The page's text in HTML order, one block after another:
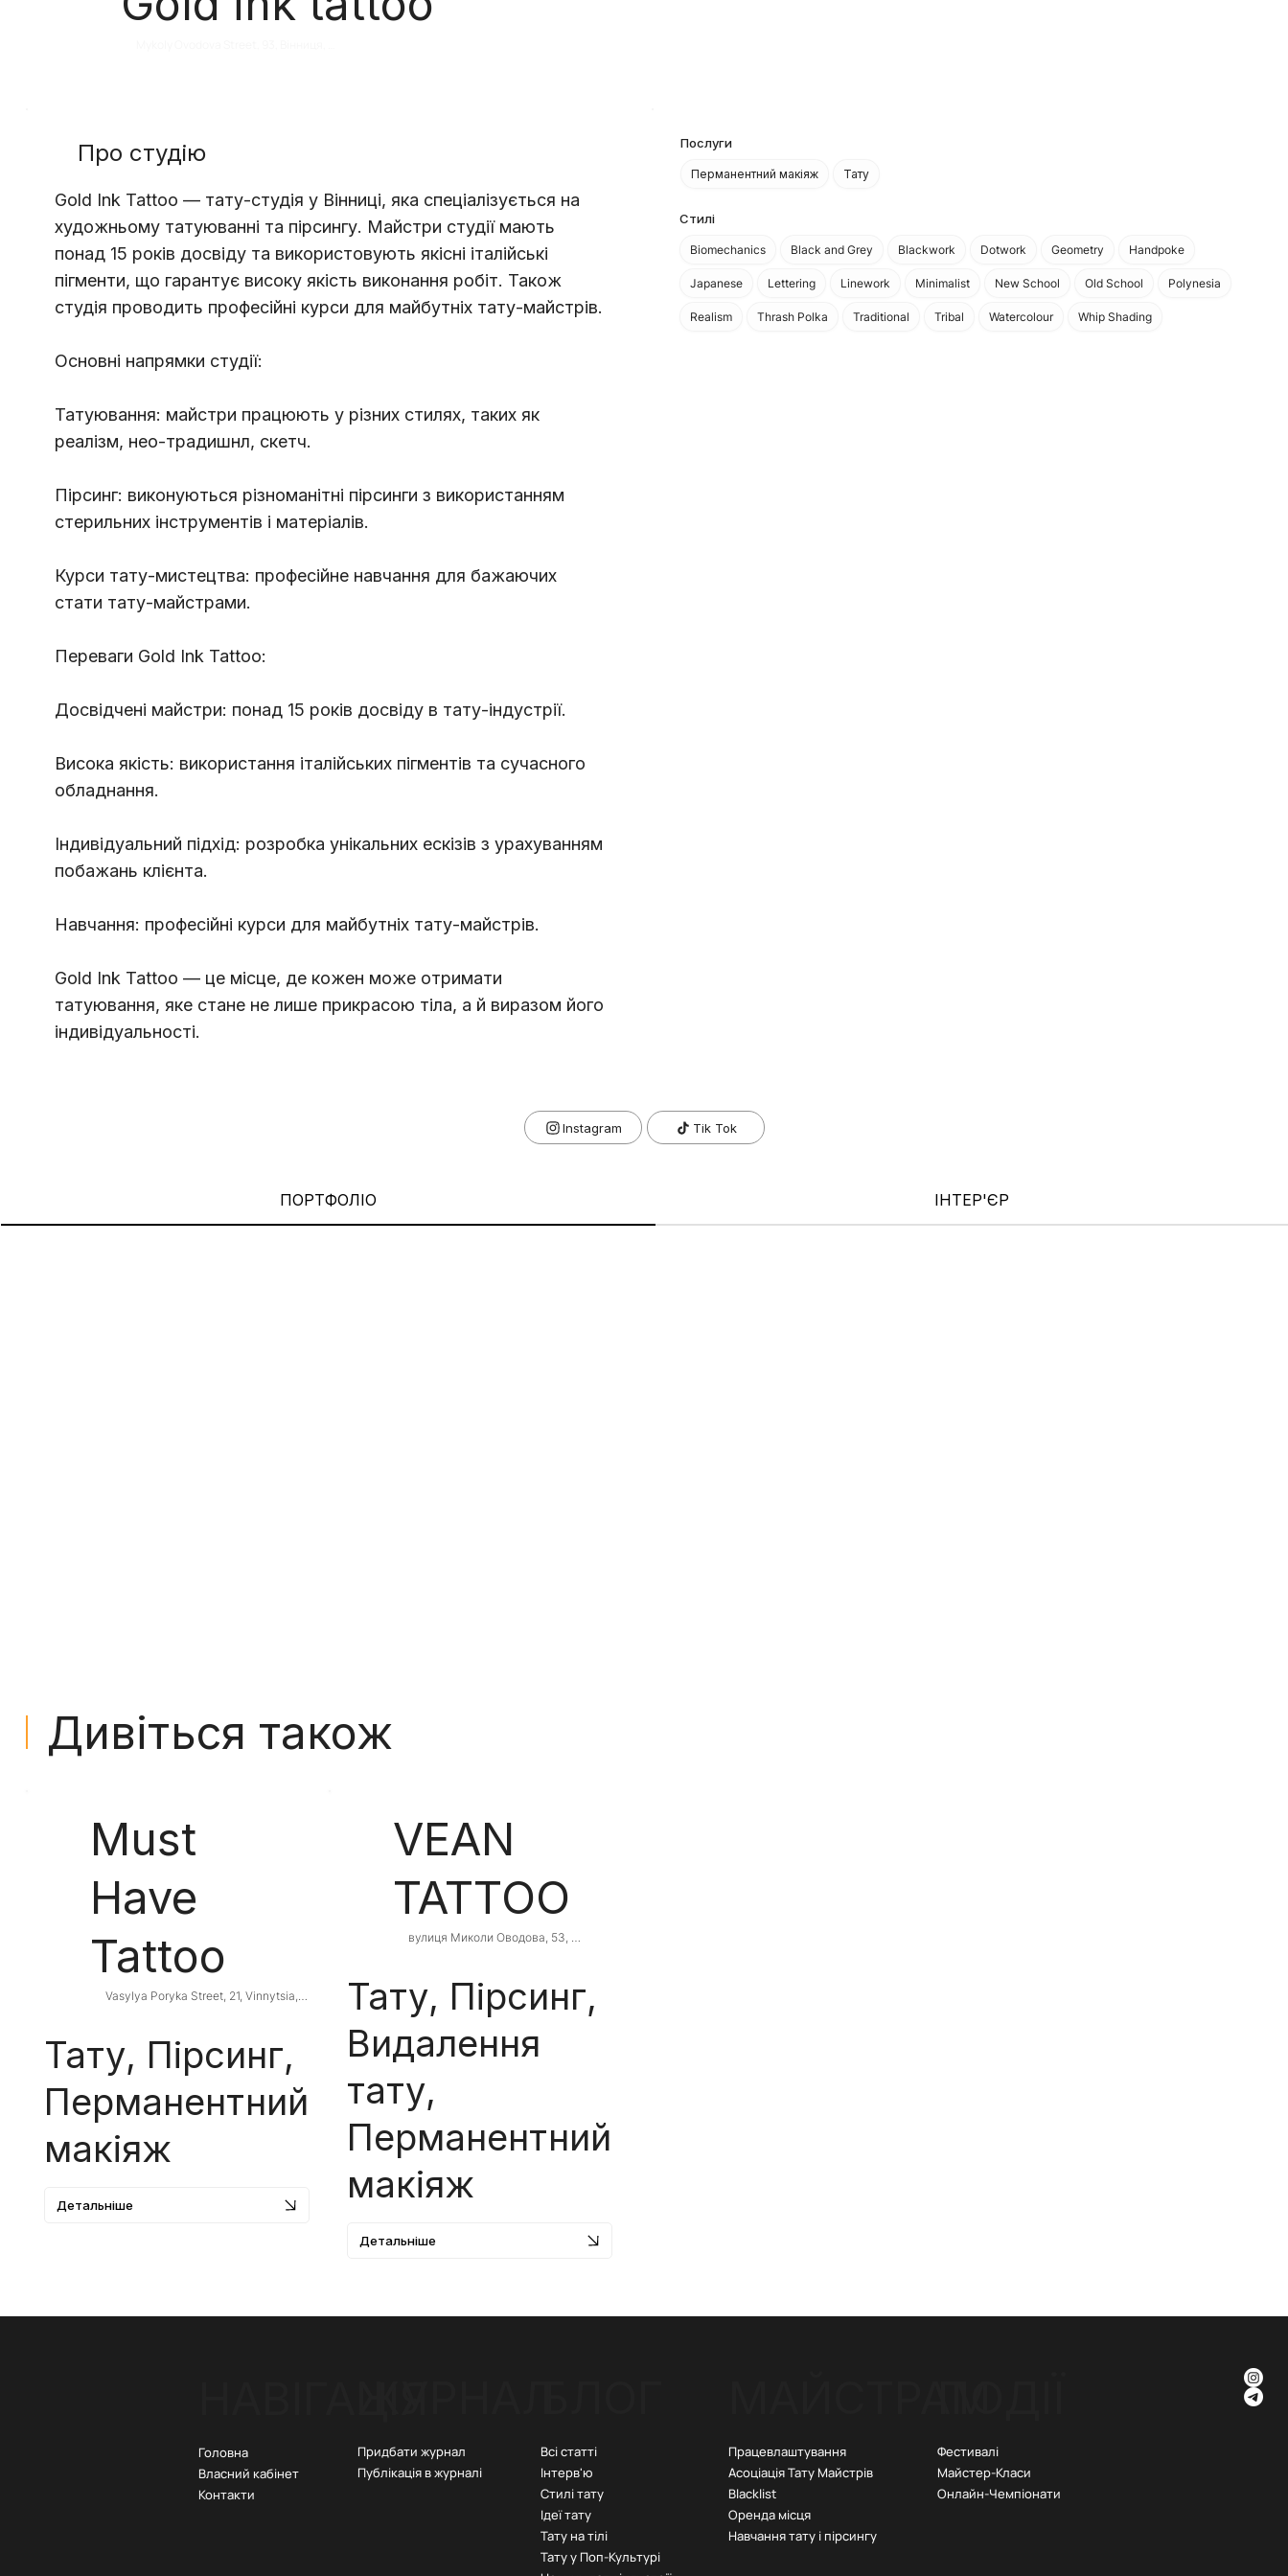
Про студію
Gold Ink Tattoo — тату-студія у Вінниці, яка спеціалізується на
художньому татуюванні та пірсингу. Майстри студії мають
понад 15 років досвіду та використовують якісні італійські
пігменти, що гарантує високу якість виконання робіт. Також
студія проводить професійні курси для майбутніх тату-майстрів.
Основні напрямки студії:
Татуювання: майстри працюють у різних стилях, таких як
реалізм, нео-традишнл, скетч.
Пірсинг: виконуються різноманітні пірсинги з використанням
стерильних інструментів і матеріалів.
Курси тату-мистецтва: професійне навчання для бажаючих
стати тату-майстрами.
Переваги Gold Ink Tattoo:
Досвідчені майстри: понад 15 років досвіду в тату-індустрії.
Висока якість: використання італійських пігментів та сучасного
обладнання.
Індивідуальний підхід: розробка унікальних ескізів з урахуванням
побажань клієнта.
Навчання: професійні курси для майбутніх тату-майстрів.
Gold Ink Tattoo — це місце, де кожен може отримати
татуювання, яке стане не лише прикрасою тіла, а й виразом його
індивідуальності.
Послуги
Перманентний макіяж Тату
Стилі
Biomechanics Black and Grey Blackwork Dotwork Geometry Handpoke
Japanese Lettering Linework Minimalist New School Old School Polynesia
Realism Thrash Polka Traditional Tribal Watercolour Whip Shading
Tik Tok
ПОРТФОЛІО ІНТЕР'ЄР
Дивіться також
Must
Have
Tattoo
Vasylya Poryka Street, 21, Vinnytsia,
Тату, Пірсинг,
Перманентний
макіяж
Детальніше
VEAN
TATTOO
вулиця Миколи Оводова, 53,
Тату, Пірсинг,
Видалення
тату,
Перманентний
макіяж
Детальніше
Головна
Власний кабінет
Контакти
Придбати журнал
Публікація в журналі
Всі статті
Інтерв'ю
Стилі тату
Ідеї тату
Тату на тілі
Тату у Поп-Культурі
Працевлаштування
Асоціація Тату Майстрів
Blacklist
Оренда місця
Навчання тату і пірсингу
Фестивалі
Майстер-Класи
Онлайн-Чемпіонати